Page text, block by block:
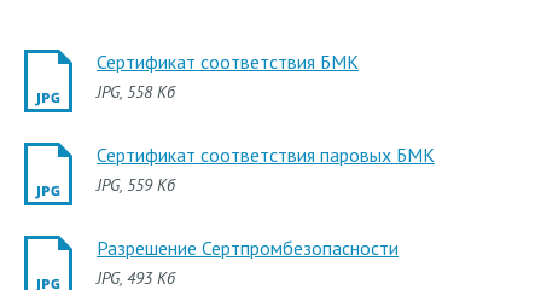
Сертификат соответствия БМК
JPG, 558 Кб
Сертификат соответствия паровых БМК
JPG, 559 Кб
Разрешение Сертпромбезопасности
JPG, 493 Кб